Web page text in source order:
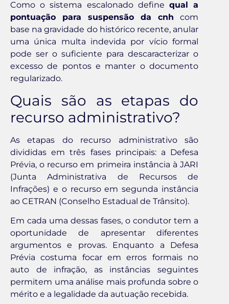
Como o sistema escalonado define qual a
pontuação para suspensão da cnh com
base na gravidade do histórico recente, anular
uma única multa indevida por vício formal
pode ser o suficiente para descaracterizar o
excesso de pontos e manter o documento
regularizado.
Quais são as etapas do
recurso administrativo?
As etapas do recurso administrativo são
divididas em três fases principais: a Defesa
Prévia, o recurso em primeira instância à JARI
(Junta Administrativa de Recursos de
Infrações) e o recurso em segunda instância
ao CETRAN (Conselho Estadual de Trânsito).
Em cada uma dessas fases, o condutor tem a
oportunidade de apresentar diferentes
argumentos e provas. Enquanto a Defesa
Prévia costuma focar em erros formais no
auto de infração, as instâncias seguintes
permitem uma análise mais profunda sobre o
mérito e a legalidade da autuação recebida.